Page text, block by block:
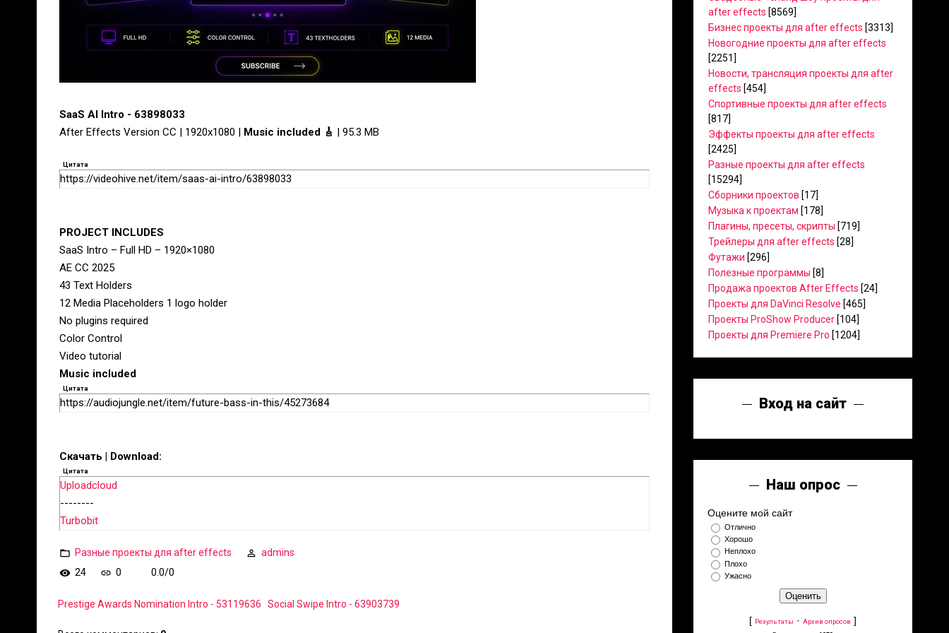
SaaS AI Intro - 63898033
After Effects Version CC | 1920x1080 | Music included 🎸 | 95.3 MB
Цитата
https://videohive.net/item/saas-ai-intro/63898033
PROJECT INCLUDES
SaaS Intro – Full HD – 1920×1080
AE CC 2025
43 Text Holders
12 Media Placeholders 1 logo holder
No plugins required
Color Control
Video tutorial
Music included
Цитата
https://audiojungle.net/item/future-bass-in-this/45273684
Скачать | Download:
Цитата
Uploadcloud
--------
Turbobit
Разные проекты для after effects
admins
24
0 0.0/0
Prestige Awards Nomination Intro - 53119636 Social Swipe Intro - 63903739
after effects [8569]
Бизнес проекты для after effects [3313]
Новогодние проекты для after effects
[2251]
Новости, трансляция проекты для after
effects [454]
Спортивные проекты для after effects
[817]
Эффекты проекты для after effects
[2425]
Разные проекты для after effects
[15294]
Сборники проектов [17]
Музыка к проектам [178]
Плагины, пресеты, скрипты [719]
Трейлеры для after effects [28]
Футажи [296]
Полезные программы [8]
Продажа проектов After Effects [24]
Проекты для DaVinci Resolve [465]
Проекты ProShow Producer [104]
Проекты для Premiere Pro [1204]
Вход на сайт
Наш опрос
Оцените мой сайт
Отлично
Хорошо
Неплохо
Плохо
Ужасно
[ Результаты · Архив опросов ]